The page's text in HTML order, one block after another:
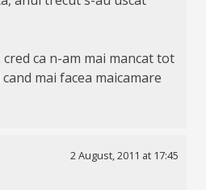
ca n-am mai mancat tot
mai facea maicamare
2 August, 2011 at 17:45